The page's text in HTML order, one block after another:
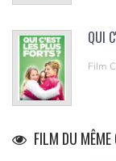
QUI
Film
FILM DU MÊME